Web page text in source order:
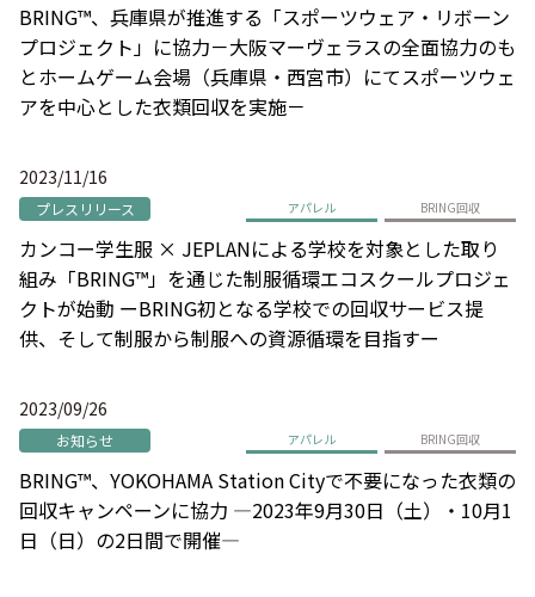
BRING™、兵庫県が推進する「スポーツウェア・リボーン
プロジェクト」に協力－大阪マーヴェラスの全面協力のも
とホームゲーム会場（兵庫県・西宮市）にてスポーツウェ
アを中心とした衣類回収を実施－
2023/11/16
プレスリリース アパレル BRING回収
カンコー学生服 × JEPLANによる学校を対象とした取り
組み「BRING™」を通じた制服循環エコスクールプロジェ
クトが始動 ーBRING初となる学校での回収サービス提
供、そして制服から制服への資源循環を目指すー
2023/09/26
お知らせ アパレル BRING回収
BRING™、YOKOHAMA Station Cityで不要になった衣類の
回収キャンペーンに協力 ―2023年9月30日（土）・10月1
日（日）の2日間で開催―